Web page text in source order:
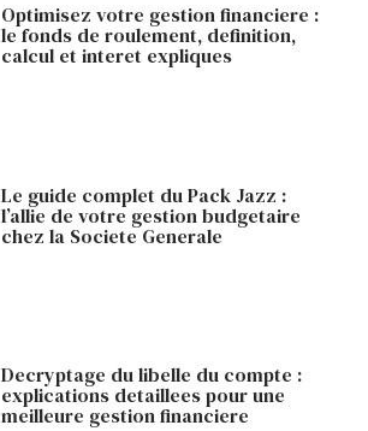
Optimisez votre gestion financiere :
le fonds de roulement, definition,
calcul et interet expliques
Le guide complet du Pack Jazz :
l’allie de votre gestion budgetaire
chez la Societe Generale
Decryptage du libelle du compte :
explications detaillees pour une
meilleure gestion financiere